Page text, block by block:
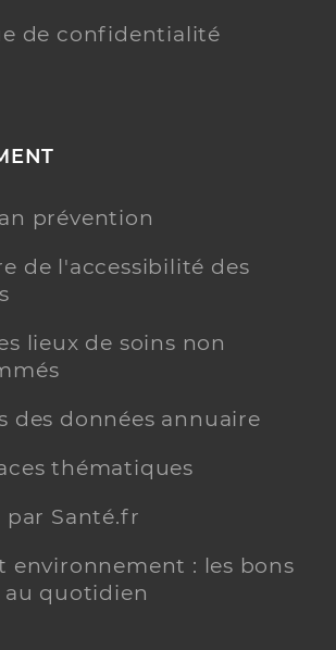
de confidentialité
prévention
de l'accessibilité des
lieux de soins non
des données annuaire
thématiques
par Santé.fr
environnement : les bons
au quotidien